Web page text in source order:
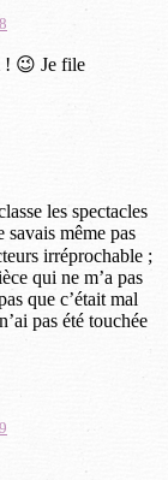
! 😉 Je file
les spectacles
savais même pas
irréprochable ;
qui ne m’a pas
que c’était mal
pas été touchée